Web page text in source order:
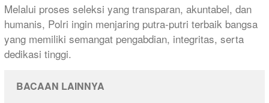
Melalui proses seleksi yang transparan, akuntabel, dan
humanis, Polri ingin menjaring putra-putri terbaik bangsa
yang memiliki semangat pengabdian, integritas, serta
dedikasi tinggi.
BACAAN LAINNYA